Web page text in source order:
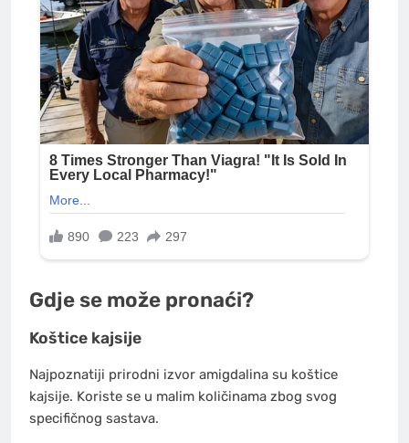
Gdje se može pronaći?
Koštice kajsije
Najpoznatiji prirodni izvor amigdalina su koštice
kajsije. Koriste se u malim količinama zbog svog
specifičnog sastava.